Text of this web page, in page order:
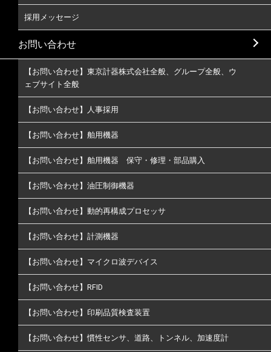
採用メッセージ
お問い合わせ
【お問い合わせ】東京計器株式会社全般、グループ全般、ウ
ェブサイト全般
【お問い合わせ】人事採用
【お問い合わせ】舶用機器
【お問い合わせ】舶用機器 保守・修理・部品購入
【お問い合わせ】油圧制御機器
【お問い合わせ】動的再構成プロセッサ
【お問い合わせ】計測機器
【お問い合わせ】マイクロ波デバイス
【お問い合わせ】RFID
【お問い合わせ】印刷品質検査装置
【お問い合わせ】慣性センサ、道路、トンネル、加速度計